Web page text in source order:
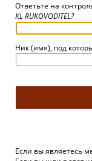
Ответьте на
KL RUKOVODITEL?
Ник (имя), под
Если вы являетесь